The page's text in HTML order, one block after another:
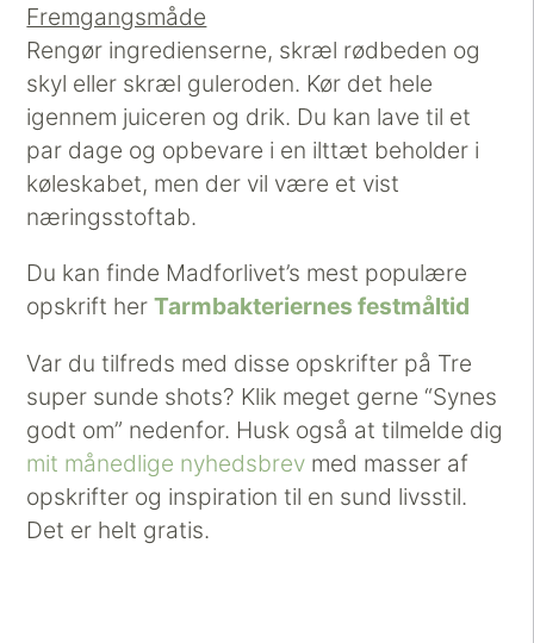
Fremgangsmåde
Rengør ingredienserne, skræl rødbeden og
skyl eller skræl guleroden. Kør det hele
igennem juiceren og drik. Du kan lave til et
par dage og opbevare i en ilttæt beholder i
køleskabet, men der vil være et vist
næringsstoftab.
Du kan finde Madforlivet’s mest populære
opskrift herTarmbakteriernes festmåltid
Var du tilfreds med disse opskrifter på Tre
super sunde shots? Klik meget gerne “Synes
godt om” nedenfor. Husk også at tilmelde dig
mit månedlige nyhedsbrev med masser af
opskrifter og inspiration til en sund livsstil.
Det er helt gratis.